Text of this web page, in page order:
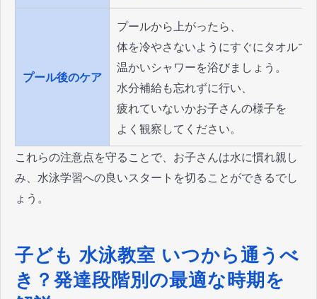
プール後のケア
プールから上がったら、
体を冷やさないようにすぐにタオルで
温かいシャワーを浴びましょう。
水分補給も忘れずに行い、
疲れていないかお子さんの様子を
よく観察してください。
これらの注意点を守ることで、お子さんは水に慣れ親し
み、水泳学習への良いスタートを切ることができるでし
ょう。
子ども 水泳教室 いつから通うべ
き？発達段階別の最適な時期を